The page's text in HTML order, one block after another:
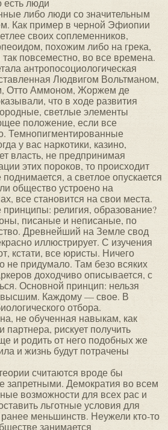
есть люди
либо люди со значительным
Как пример в черной Эфиопии
своих соплеменников,
похожим либо на грека,
повсеместно, во все времена.
антропосоциологическая
Людвигом Вольтманом,
Отто Аммоном, Жоржем де
что в ходе развития
светлые элементы
положение, если все
Темнопигментированные
у вас наркотики, казино,
власть, не предпринимая
этих пороков, то происходит
а светлое опускается
общество устроено на
все становится на свои места.
религия, образование?
писаные и неписаные, по
Древнейший на Земле свод
иллюстрирует. С изучения
кстати, все юристы. Ничего
не придумало. Там безо всяких
доходчиво описывается, с
Основной принцип: нельзя
Каждому — свое. В
отбора.
не обученная навыкам, как
рискует получить
и родить от него подобных же
и жизнь будут потрачены
считаются вроде бы
запретными. Демократия во всем
возможности для всех рас и
льготные условия для
ранее меньшинств. Неужели кто-то
занимается